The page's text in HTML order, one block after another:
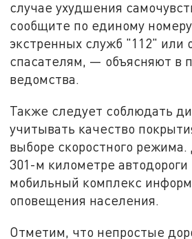
случае ухудшения
сообщите по единому
экстренных служб "112" или
спасателям, — объясняют в
ведомства.
Также следует соблюдать
учитывать качество
выборе скоростного
301-м километре автодороги
мобильный комплекс
оповещения населения.
Отметим, что непростые